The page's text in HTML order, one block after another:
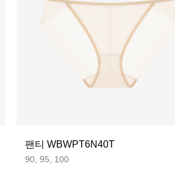
팬티 WBWPT6N40T
90, 95, 100